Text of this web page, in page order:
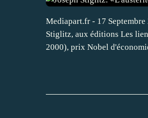
Mediapart.fr - 17
Stiglitz, aux éditions Les
2000), prix Nobel